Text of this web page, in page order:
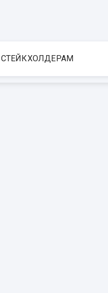
СТЕЙКХОЛДЕРАМ